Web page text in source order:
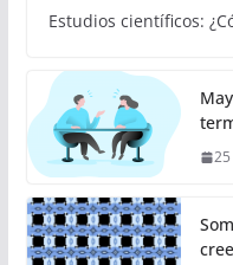
Estudios científicos: